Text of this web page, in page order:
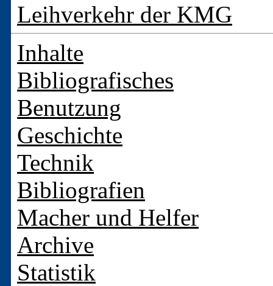
Leihverkehr der KMG
Inhalte
Bibliografisches
Benutzung
Geschichte
Technik
Bibliografien
Macher und Helfer
Archive
Statistik